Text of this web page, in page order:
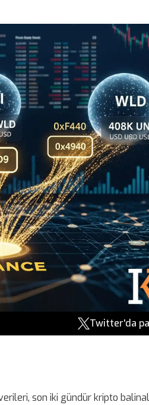
Twitter'da
son iki gündür kripto